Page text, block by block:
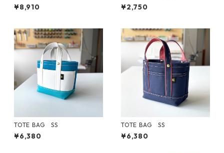
¥8,910 ¥2,750
TOTE BAG SS
¥6,380
TOTE BAG SS
¥6,380